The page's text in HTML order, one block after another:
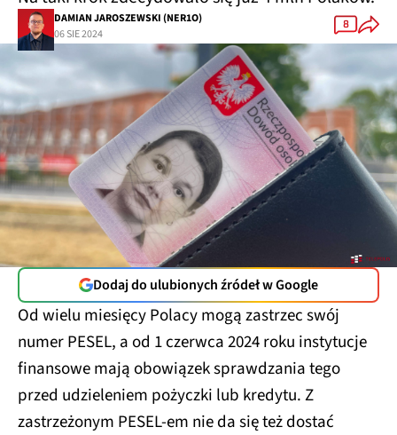
DAMIAN JAROSZEWSKI (NER1O)
06 SIE 2024
8
Dodaj do ulubionych źródeł w Google
Od wielu miesięcy Polacy mogą zastrzec swój
numer PESEL, a od 1 czerwca 2024 roku instytucje
finansowe mają obowiązek sprawdzania tego
przed udzieleniem pożyczki lub kredytu. Z
zastrzeżonym PESEL-em nie da się też dostać